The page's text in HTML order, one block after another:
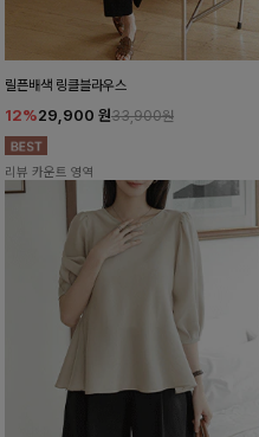
릴픈배색 링클블라우스
12%29,900 원33,900원
리뷰 카운트 영역